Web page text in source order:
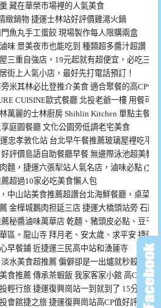
藏在華榮市場裡的人氣美食
緻鍋物 捷運士林站好評價雞湯火鍋
魚丸手工蛋餃 現場製作每人限購兩盒
味 景美夜市也能吃到 種類超多醬汁超讚
三重自強店，19元起就有超便宜，必吃三重
街上人氣小店，最好先打電話預訂！
米其林必比登推介美食 適合聚餐的高CP值
CUISINE歐式餐廳 北投老爺一樓 用餐可
萬麗的士林廚房 Shihlin Kitchen 單點主餐+
庭園餐廳 文化公園旁低調老宅美食
忠孝敦化站 台北早午餐推薦玻璃屋裡吃平
評價島語自助餐廳早餐 無邊際泳池超美教
麵，捷運六張犁站人氣名店，滷味必點 (文
超過10家必吃美食懶人包
中山站美食推薦超讚台北海鮮餐廳，桌菜超
金樺城鵝肉担延三店 捷運大橋頭站旁 石牌
秘醬滷味萬華店 乾麵、豬頭皮必點、豆干
華區。龍山寺 拜月老、安太歲、求平安 捷運
早餐鋪 近捷運三民高中站和湧蓮寺
水美食超推薦 偏僻卻是一出爐就秒殺
食推薦 傳承茶蝦飯 我家客家小館 高CP值聚
輕行旅 捷運復興崗站一到就到了 15分鐘就
會館捷之旅 捷運復興崗站高CP值好評價